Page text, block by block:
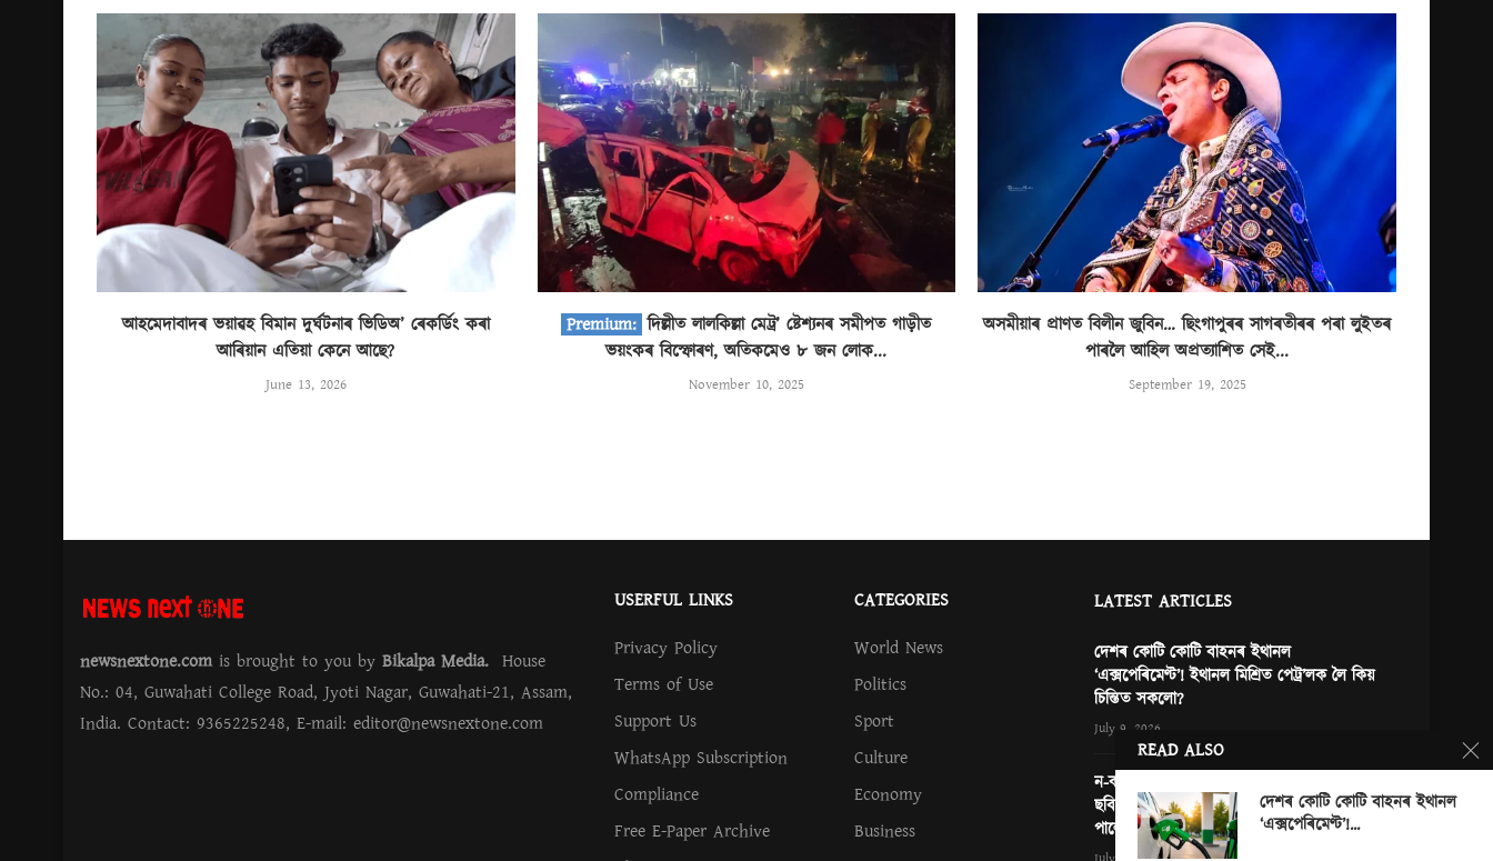
আহমেদাবাদৰ ভয়াৱহ বিমান দুৰ্ঘটনাৰ ভিডিঅ’ ৰেকৰ্ডিং কৰা
আৰিয়ান এতিয়া কেনে আছে?
June 13, 2026
দিল্লীত লালকিল্লা মেট্ৰ’ ষ্টেশ্যনৰ সমীপত গাড়ীত
ভয়ংকৰ বিস্ফোৰণ, অতিকমেও ৮ জন লোক...
November 10, 2025
অসমীয়াৰ প্ৰাণত বিলীন জুবিন… ছিংগাপুৰৰ সাগৰতীৰৰ পৰা লুইতৰ
পাৰলৈ আহিল অপ্ৰত্যাশিত সেই...
September 19, 2025
newsnextone.com is brought to you by Bikalpa Media. House
No.: 04, Guwahati College Road, Jyoti Nagar, Guwahati-21, Assam,
India. Contact: 9365225248, E-mail: editor@newsnextone.com
USERFUL LINKS
Privacy Policy
Terms of Use
Support Us
WhatsApp Subscription
Compliance
Free E-Paper Archive
CATEGORIES
World News
Politics
Sport
Culture
Economy
Business
LATEST ARTICLES
দেশৰ কোটি কোটি বাহনৰ ইথানল
‘এক্সপেৰিমেণ্ট’! ইথানল মিশ্ৰিত পেট্ৰ’লক লৈ কিয়
চিন্তিত সকলো?
July 9, 2026
ন-কইনাৰ দৰে সজোৱা চহৰ, মচি পেলোৱা এখন
ছবি আৰু নতুন দিল্লীত জাপানৰ প্ৰধানমন্ত্ৰী… কি
পালে ভাৰতে?
READ ALSO
দেশৰ কোটি কোটি বাহনৰ ইথানল
‘এক্সপেৰিমেণ্ট’!...